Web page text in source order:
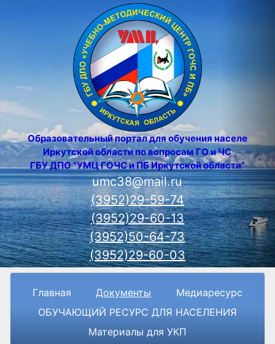
Образовательный портал для обучения населения
Иркутской области по вопросам ГО и ЧС
ГБУ ДПО "УМЦ ГОЧС и ПБ Иркутской области"
umc38@mail.ru
(3952)29-59-74
(3952)29-60-13
(3952)50-64-73
(3952)29-60-03
Главная Документы
Медиаресурс
ОБУЧАЮЩИЙ РЕСУРС ДЛЯ НАСЕЛЕНИЯ
Материалы для УКП